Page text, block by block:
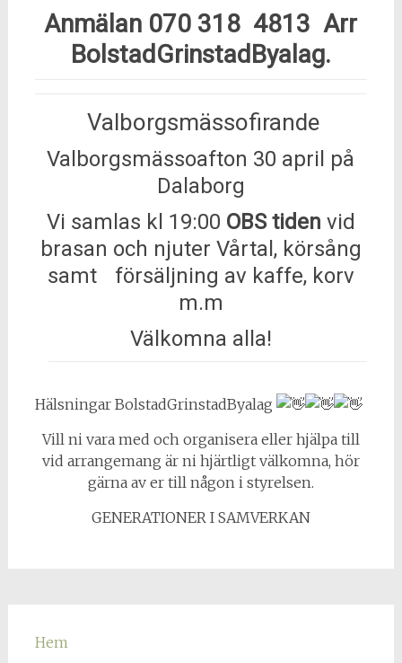
Anmälan 070 318 4813 Arr
BolstadGrinstadByalag.
Valborgsmässofirande
Valborgsmässoafton 30 april på
Dalaborg
Vi samlas kl 19:00 OBS tiden vid
brasan och njuter Vårtal, körsång
samt försäljning av kaffe, korv
m.m
Välkomna alla!
Hälsningar BolstadGrinstadByalag
Vill ni vara med och organisera eller hjälpa till
vid arrangemang är ni hjärtligt välkomna, hör
gärna av er till någon i styrelsen.
GENERATIONER I SAMVERKAN
Hem